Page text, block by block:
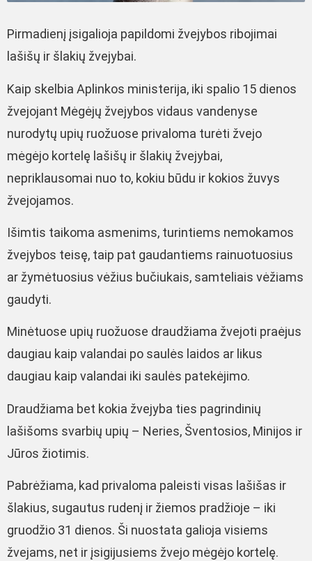
Pirmadienį įsigalioja papildomi žvejybos ribojimai
lašišų ir šlakių žvejybai.
Kaip skelbia Aplinkos ministerija, iki spalio 15 dienos
žvejojant Mėgėjų žvejybos vidaus vandenyse
nurodytų upių ruožuose privaloma turėti žvejo
mėgėjo kortelę lašišų ir šlakių žvejybai,
nepriklausomai nuo to, kokiu būdu ir kokios žuvys
žvejojamos.
Išimtis taikoma asmenims, turintiems nemokamos
žvejybos teisę, taip pat gaudantiems rainuotuosius
ar žymėtuosius vėžius bučiukais, samteliais vėžiams
gaudyti.
Minėtuose upių ruožuose draudžiama žvejoti praėjus
daugiau kaip valandai po saulės laidos ar likus
daugiau kaip valandai iki saulės patekėjimo.
Draudžiama bet kokia žvejyba ties pagrindinių
lašišoms svarbių upių – Neries, Šventosios, Minijos ir
Jūros žiotimis.
Pabrėžiama, kad privaloma paleisti visas lašišas ir
šlakius, sugautus rudenį ir žiemos pradžioje – iki
gruodžio 31 dienos. Ši nuostata galioja visiems
žvejams, net ir įsigijusiems žvejo mėgėjo kortelę.